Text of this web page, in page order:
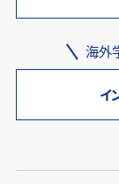
海外
イ